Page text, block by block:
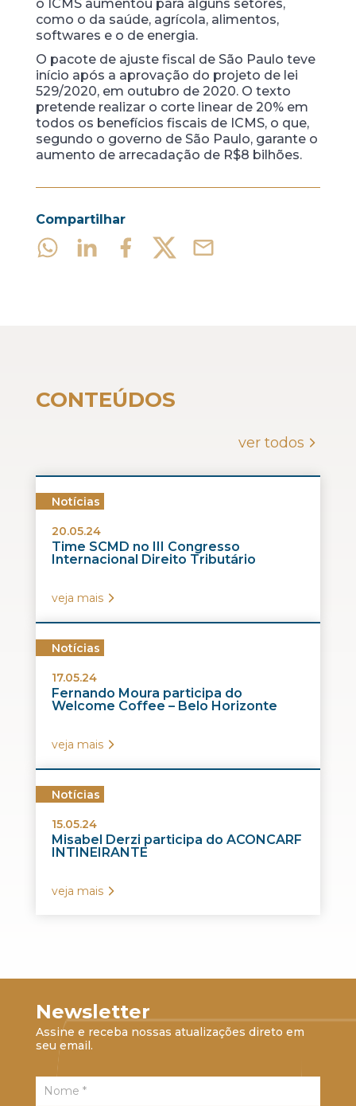
o ICMS aumentou para alguns setores,
como o da saúde, agrícola, alimentos,
softwares e o de energia.
O pacote de ajuste fiscal de São Paulo teve
início após a aprovação do projeto de lei
529/2020, em outubro de 2020. O texto
pretende realizar o corte linear de 20% em
todos os benefícios fiscais de ICMS, o que,
segundo o governo de São Paulo, garante o
aumento de arrecadação de R$8 bilhões.
Compartilhar
CONTEÚDOS
ver todos
Notícias
20.05.24
Time SCMD no III Congresso
Internacional Direito Tributário
veja mais
Notícias
17.05.24
Fernando Moura participa do
Welcome Coffee – Belo Horizonte
veja mais
Notícias
15.05.24
Misabel Derzi participa do ACONCARF
INTINEIRANTE
veja mais
Newsletter
Assine e receba nossas atualizações direto em
seu email.